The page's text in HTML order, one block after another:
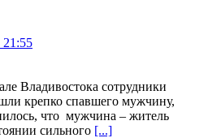
21:55
Владивостока сотрудники
крепко спавшего мужчину,
что мужчина – житель
сильного [...]